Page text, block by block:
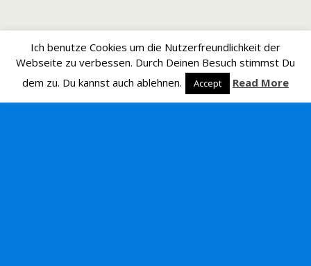
Ich benutze Cookies um die Nutzerfreundlichkeit der
Webseite zu verbessen. Durch Deinen Besuch stimmst Du
dem zu. Du kannst auch ablehnen.
Accept Read More